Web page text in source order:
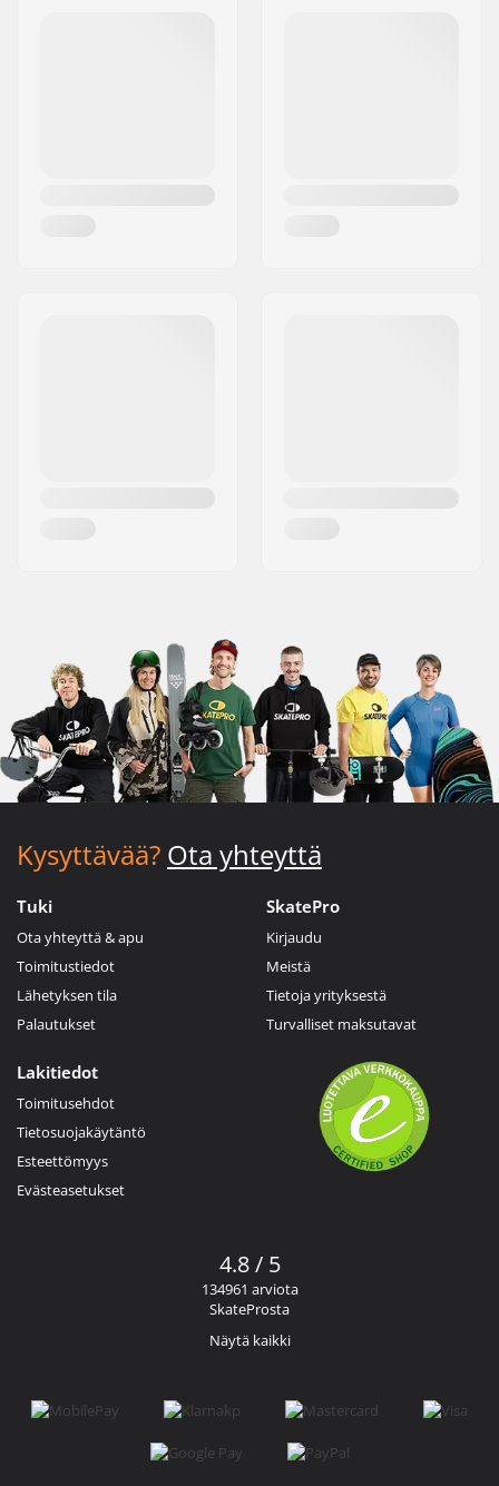
Kysyttävää? Ota yhteyttä
Tuki
Ota yhteyttä & apu
Toimitustiedot
Lähetyksen tila
Palautukset
SkatePro
Kirjaudu
Meistä
Tietoja yrityksestä
Turvalliset maksutavat
Lakitiedot
Toimitusehdot
Tietosuojakäytäntö
Esteettömyys
Evästeasetukset
4.8 / 5
134961 arviota
SkateProsta
Näytä kaikki